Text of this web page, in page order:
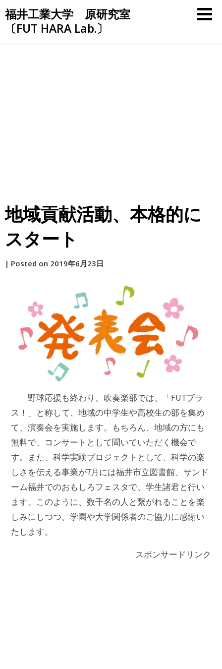
Skip
to
content
福井工業大学 原研究室
〔FUT HARA Lab.〕
地域貢献活動、本格的に
スタート
by
| Posted on 2019年6月23日
野球応援も終わり、吹奏楽部では、「FUTブラ
ス！」と称して、地域の中学生や高校生の部を集め
て、演奏会を実施します。もちろん、地域の方にも
無料で、コンサートとして聞いていただく機会で
す。また、科学実験プロジェクトとして、科学の楽
しさを伝える事業が7月には福井市立図書館、サンド
ーム福井でのおもしろフェスタで、学生諸君と行い
ます。このように、数千名の人と繋がれることを楽
しみにしつつ、学園や大学関係者のご協力に感謝い
たします。
スポンサードリンク